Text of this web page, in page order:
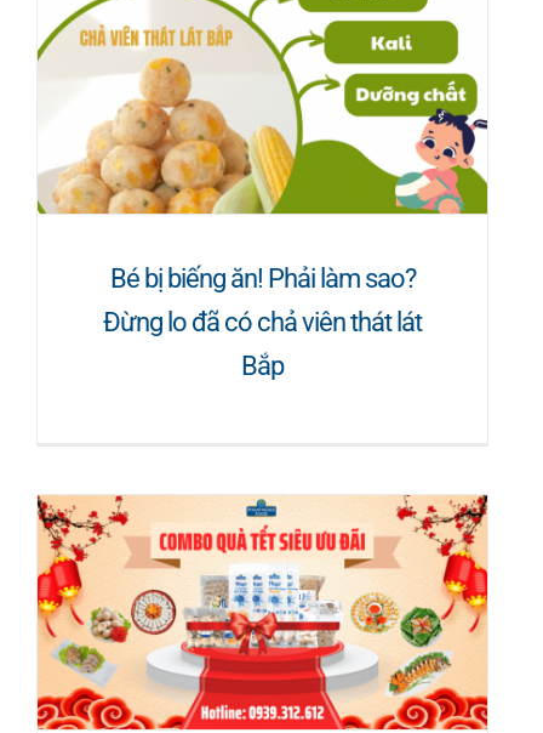
Bé bị biếng ăn! Phải làm sao?
Đừng lo đã có chả viên thát lát
Bắp
GỢI Ý COMBO QUÀ TẾT HẤP DẪN
TỪ PHAM NGHIA FOOD